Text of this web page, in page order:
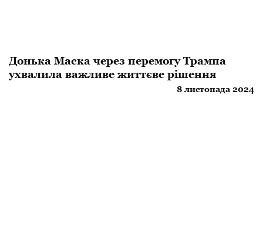
Донька Маска через перемогу Трампа
ухвалила важливе життєве рішення
8 листопада 2024